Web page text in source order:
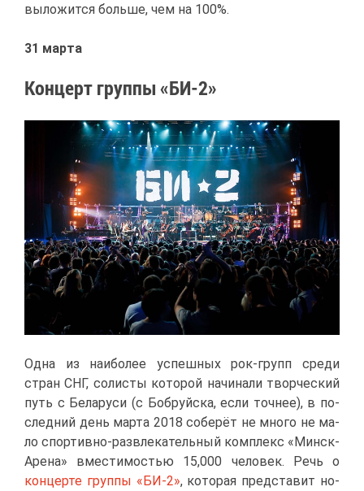
вы­ло­жит­ся боль­ше, чем на 100%.
31 мар­та
Кон­церт груп­пы «БИ-2»
Од­на из наи­бо­лее успеш­ных рок-групп сре­ди
стран СНГ, со­ли­сты ко­то­рой на­чи­на­ли твор­че­ский
путь с Бе­ла­ру­си (с Боб­руй­ска, ес­ли точ­нее), в по­
след­ний день мар­та 2018 со­бе­рёт не мно­го не ма­
ло спор­тив­но-раз­вле­ка­тель­ный ком­плекс «Минск-
Аре­на» вме­сти­мо­стью 15,000 че­ло­век. Речь о
кон­цер­те груп­пы «БИ-2», ко­то­рая пред­ста­вит но­